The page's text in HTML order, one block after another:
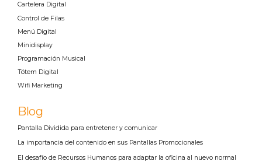
Cartelera Digital
Control de Filas
Menú Digital
Minidisplay
Programación Musical
Tótem Digital
Wifi Marketing
Blog
Pantalla Dividida para entretener y comunicar
La importancia del contenido en sus Pantallas Promocionales
El desafío de Recursos Humanos para adaptar la oficina al nuevo normal